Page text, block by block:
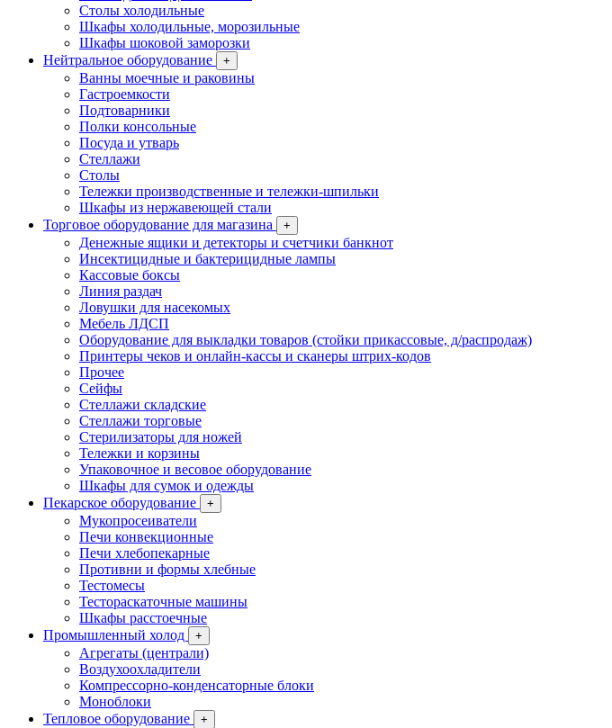
Столы холодильные
Шкафы холодильные, морозильные
Шкафы шоковой заморозки
Нейтральное оборудование
+
Ванны моечные и раковины
Гастроемкости
Подтоварники
Полки консольные
Посуда и утварь
Стеллажи
Столы
Тележки производственные и тележки-шпильки
Шкафы из нержавеющей стали
Торговое оборудование для магазина
+
Денежные ящики и детекторы и счетчики банкнот
Инсектицидные и бактерицидные лампы
Кассовые боксы
Линия раздач
Ловушки для насекомых
Мебель ЛДСП
Оборудование для выкладки товаров (стойки прикассовые, д/распродаж)
Принтеры чеков и онлайн-кассы и сканеры штрих-кодов
Прочее
Сейфы
Стеллажи складские
Стеллажи торговые
Стерилизаторы для ножей
Тележки и корзины
Упаковочное и весовое оборудование
Шкафы для сумок и одежды
Пекарское оборудование
+
Мукопросеиватели
Печи конвекционные
Печи хлебопекарные
Противни и формы хлебные
Тестомесы
Тестораскаточные машины
Шкафы расстоечные
Промышленный холод
+
Агрегаты (централи)
Воздухоохладители
Компрессорно-конденсаторные блоки
Моноблоки
Тепловое оборудование
+